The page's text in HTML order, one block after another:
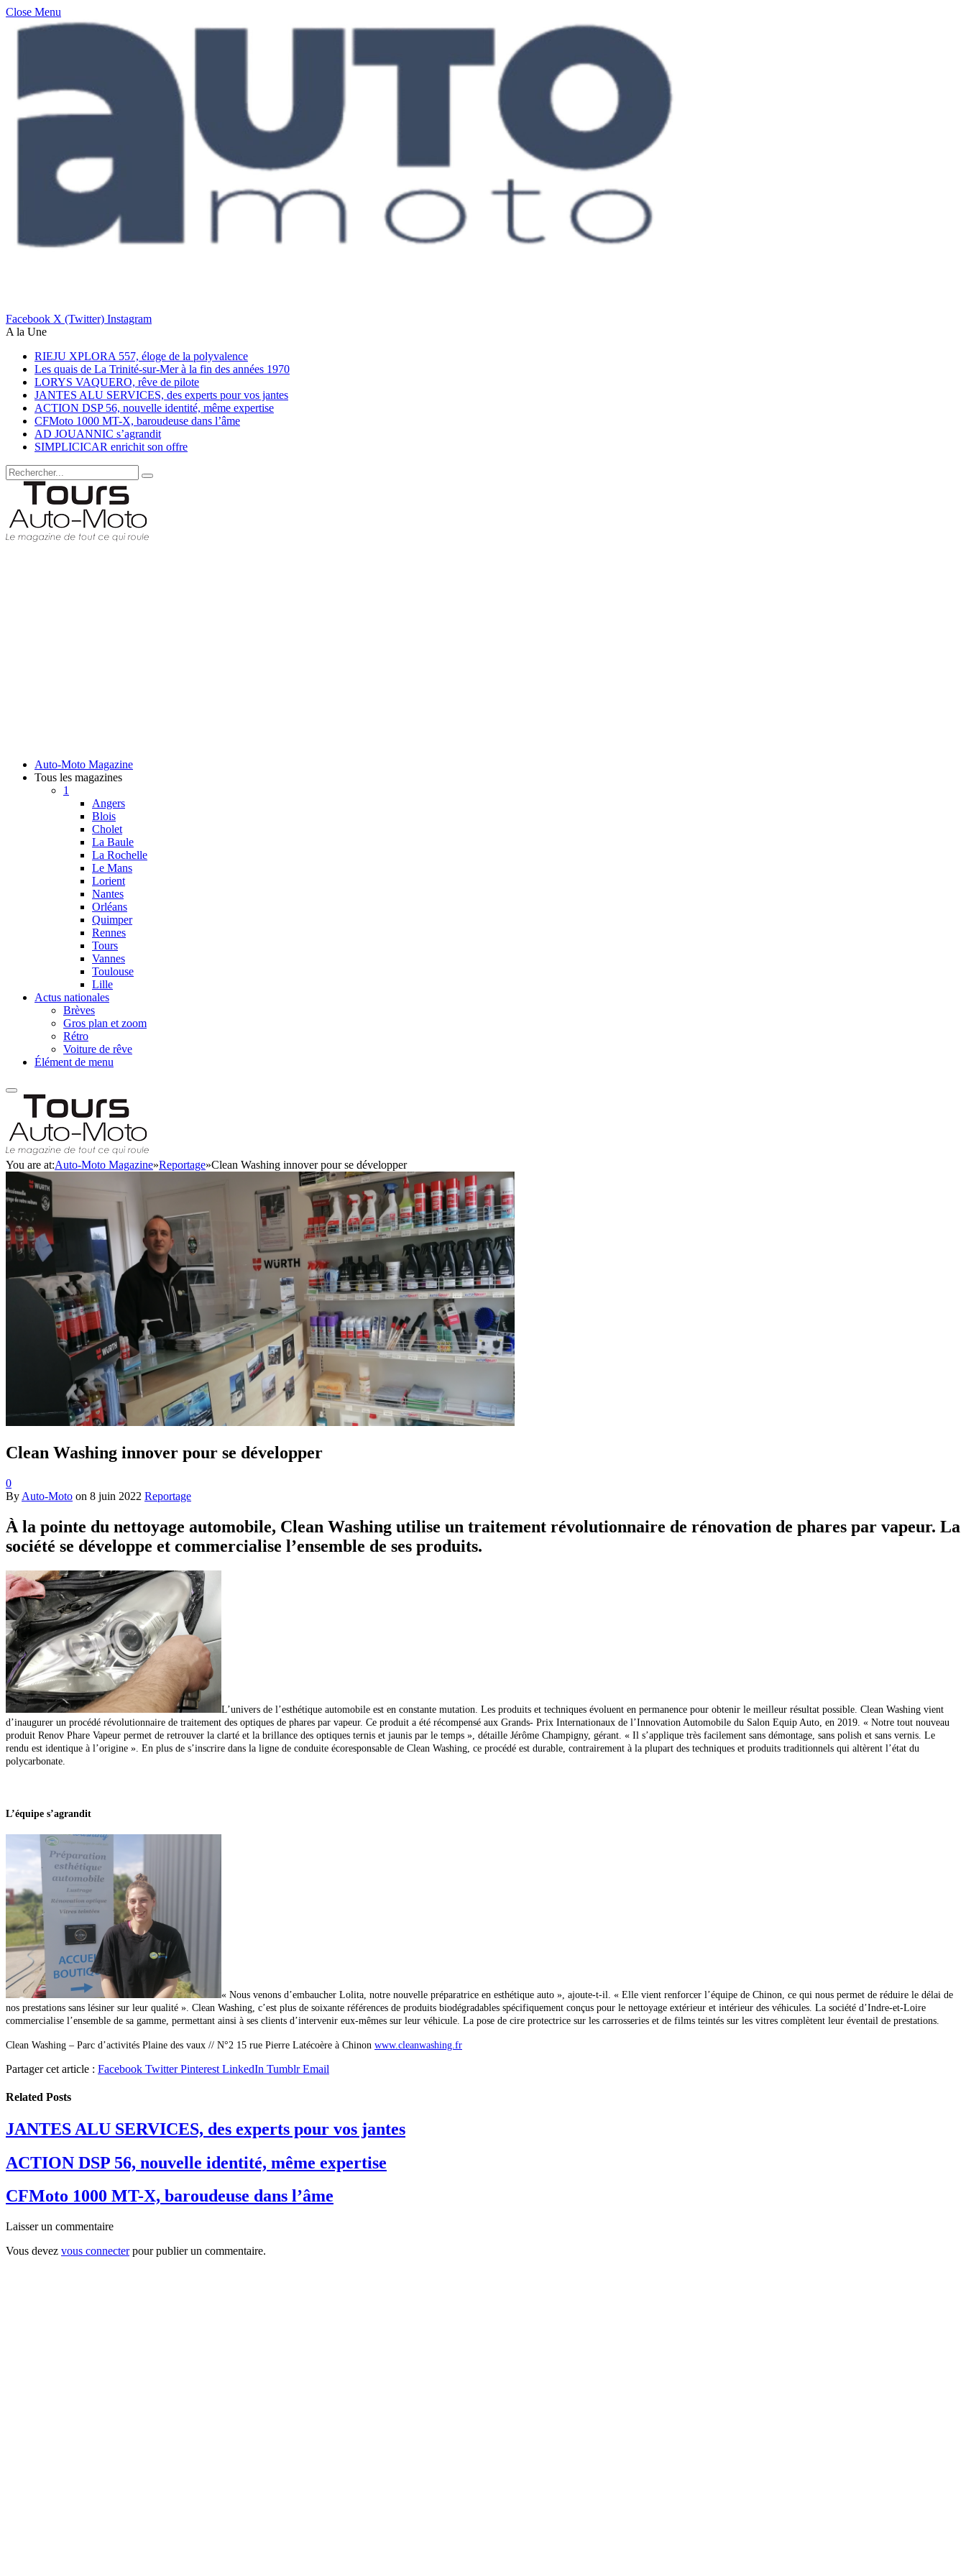
Close Menu
Facebook X (Twitter) Instagram
A la Une
RIEJU XPLORA 557, éloge de la polyvalence
Les quais de La Trinité-sur-Mer à la fin des années 1970
LORYS VAQUERO, rêve de pilote
JANTES ALU SERVICES, des experts pour vos jantes
ACTION DSP 56, nouvelle identité, même expertise
CFMoto 1000 MT-X, baroudeuse dans l’âme
AD JOUANNIC s’agrandit
SIMPLICICAR enrichit son offre
Auto-Moto Magazine
Tous les magazines
1
Angers
Blois
Cholet
La Baule
La Rochelle
Le Mans
Lorient
Nantes
Orléans
Quimper
Rennes
Tours
Vannes
Toulouse
Lille
Actus nationales
Brèves
Gros plan et zoom
Rétro
Voiture de rêve
Élément de menu
You are at:Auto-Moto Magazine»Reportage»Clean Washing innover pour se développer
Clean Washing innover pour se développer
0
By Auto-Moto on 8 juin 2022 Reportage
À la pointe du nettoyage automobile, Clean Washing utilise un traitement révolutionnaire de rénovation de phares par vapeur. La
société se développe et commercialise l’ensemble de ses produits.
L’univers de l’esthétique automobile est en constante mutation. Les produits et techniques évoluent en permanence pour obtenir le meilleur résultat possible. Clean Washing vient
d’inaugurer un procédé révolutionnaire de traitement des optiques de phares par vapeur. Ce produit a été récompensé aux Grands- Prix Internationaux de l’Innovation Automobile du Salon Equip Auto, en 2019. « Notre tout nouveau
produit Renov Phare Vapeur permet de retrouver la clarté et la brillance des optiques ternis et jaunis par le temps », détaille Jérôme Champigny, gérant. « Il s’applique très facilement sans démontage, sans polish et sans vernis. Le
rendu est identique à l’origine ». En plus de s’inscrire dans la ligne de conduite écoresponsable de Clean Washing, ce procédé est durable, contrairement à la plupart des techniques et produits traditionnels qui altèrent l’état du
polycarbonate.
L’équipe s’agrandit
« Nous venons d’embaucher Lolita, notre nouvelle préparatrice en esthétique auto », ajoute-t-il. « Elle vient renforcer l’équipe de Chinon, ce qui nous permet de réduire le délai de
nos prestations sans lésiner sur leur qualité ». Clean Washing, c’est plus de soixante références de produits biodégradables spécifiquement conçus pour le nettoyage extérieur et intérieur des véhicules. La société d’Indre-et-Loire
commercialise l’ensemble de sa gamme, permettant ainsi à ses clients d’intervenir eux-mêmes sur leur véhicule. La pose de cire protectrice sur les carrosseries et de films teintés sur les vitres complètent leur éventail de prestations.
Clean Washing – Parc d’activités Plaine des vaux // N°2 15 rue Pierre Latécoère à Chinon www.cleanwashing.fr
Partager cet article : Facebook Twitter Pinterest LinkedIn Tumblr Email
Related Posts
JANTES ALU SERVICES, des experts pour vos jantes
ACTION DSP 56, nouvelle identité, même expertise
CFMoto 1000 MT-X, baroudeuse dans l’âme
Laisser un commentaire
Vous devez vous connecterpour publier un commentaire.